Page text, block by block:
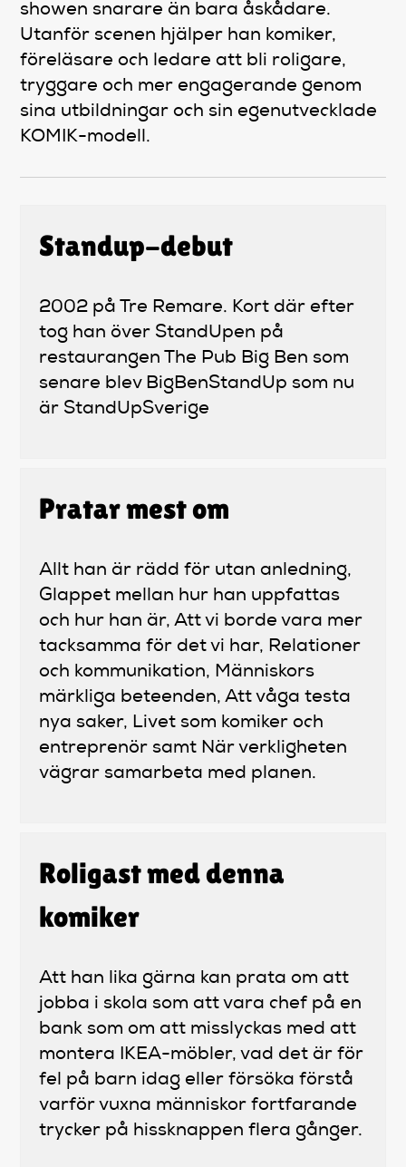
showen snarare än bara åskådare.
Utanför scenen hjälper han komiker,
föreläsare och ledare att bli roligare,
tryggare och mer engagerande genom
sina utbildningar och sin egenutvecklade
KOMIK-modell.
Standup-debut
2002 på Tre Remare. Kort där efter
tog han över StandUpen på
restaurangen The Pub Big Ben som
senare blev BigBenStandUp som nu
är StandUpSverige
Pratar mest om
Allt han är rädd för utan anledning,
Glappet mellan hur han uppfattas
och hur han är, Att vi borde vara mer
tacksamma för det vi har, Relationer
och kommunikation, Människors
märkliga beteenden, Att våga testa
nya saker, Livet som komiker och
entreprenör samt När verkligheten
vägrar samarbeta med planen.
Roligast med denna
komiker
Att han lika gärna kan prata om att
jobba i skola som att vara chef på en
bank som om att misslyckas med att
montera IKEA-möbler, vad det är för
fel på barn idag eller försöka förstå
varför vuxna människor fortfarande
trycker på hissknappen flera gånger.